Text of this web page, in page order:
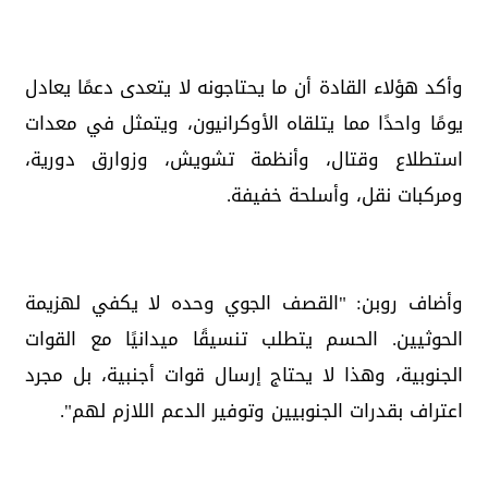
وأكد هؤلاء القادة أن ما يحتاجونه لا يتعدى دعمًا يعادل
يومًا واحدًا مما يتلقاه الأوكرانيون، ويتمثل في معدات
استطلاع وقتال، وأنظمة تشويش، وزوارق دورية،
ومركبات نقل، وأسلحة خفيفة.
وأضاف روبن: "القصف الجوي وحده لا يكفي لهزيمة
الحوثيين. الحسم يتطلب تنسيقًا ميدانيًا مع القوات
الجنوبية، وهذا لا يحتاج إرسال قوات أجنبية، بل مجرد
اعتراف بقدرات الجنوبيين وتوفير الدعم اللازم لهم".